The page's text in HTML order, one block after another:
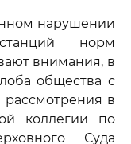
нарушении
норм
внимания, в
общества с
в
коллегии по
Суда